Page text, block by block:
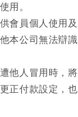
用。
會員個人使用
本公司無法辯
他人冒用時，
正付款設定，